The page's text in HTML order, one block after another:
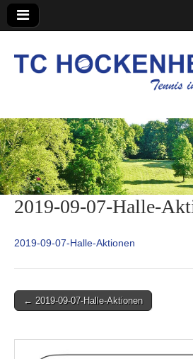
TC
2019-09-07-Halle-
2019-09-07-Halle-Aktionen
Post← 2019-09-07-Halle-Aktionen